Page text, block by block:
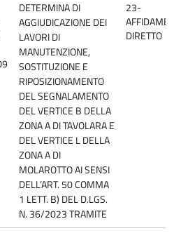
DETERMINA DI
AGGIUDICAZIONE DEI
LAVORI DI
MANUTENZIONE,
SOSTITUZIONE E
RIPOSIZIONAMENTO
DEL SEGNALAMENTO
DEL VERTICE B DELLA
ZONA A DI TAVOLARA E
DEL VERTICE L DELLA
ZONA A DI
MOLAROTTO AI SENSI
DELL’ART. 50 COMMA
1 LETT. B) DEL D.LGS.
N. 36/2023 TRAMITE
23-
DIRETTO